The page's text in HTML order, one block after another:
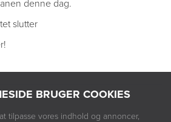
BRUGER COOKIES
tilpasse vores indhold og annoncer,
denne dag.
slutter